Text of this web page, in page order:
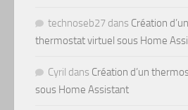
technoseb27 dans Création d’un
thermostat virtuel sous Home
Cyril dans Création d’un
sous Home Assistant